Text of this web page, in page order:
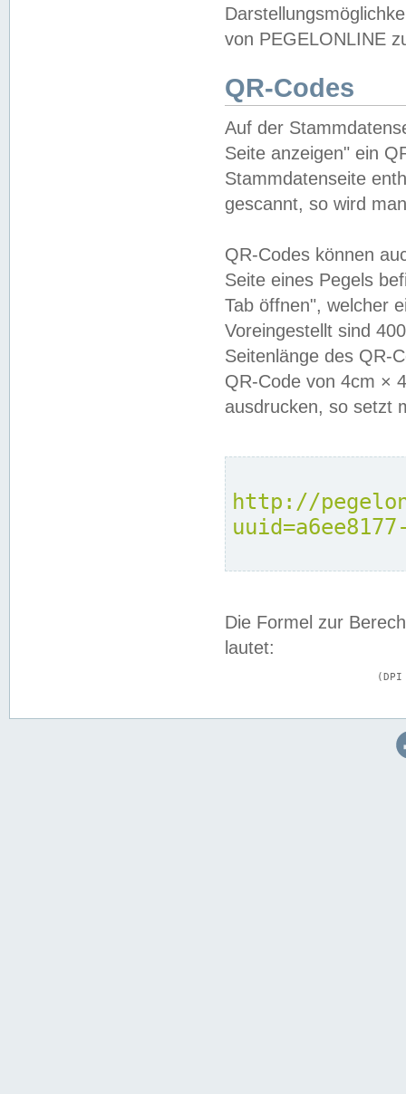
von PEGELONLINE
QR-Codes
Auf der
Seite anzeigen" ein
Stammdatenseite
gescannt, so wird
QR-Codes können
Seite eines Pegels
Tab öffnen", welcher
Voreingestellt sind
Seitenlänge des QR-
QR-Code von 4cm ×
ausdrucken, so setzt
http://
Die Formel zur
lautet: